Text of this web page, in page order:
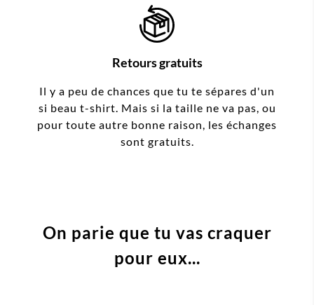
Retours gratuits
Il y a peu de chances que tu te sépares d'un
si beau t-shirt. Mais si la taille ne va pas, ou
pour toute autre bonne raison, les échanges
sont gratuits.
On parie que tu vas craquer
pour eux...